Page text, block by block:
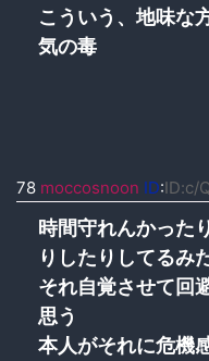
こういう、地味な
気の毒
78 moccosnoon ID:ID:c/
時間守れんかった
りしたりしてるみ
それ自覚させて回
思う
本人がそれに危機